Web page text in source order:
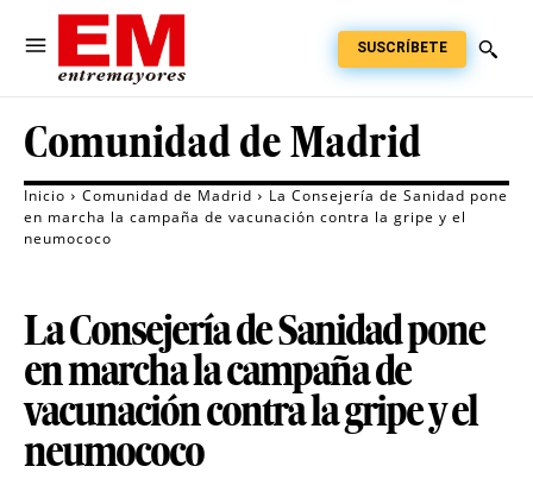
SUSCRÍBETE
Comunidad de Madrid
Inicio Comunidad de Madrid
La Consejería de Sanidad pone
en marcha la campaña de vacunación contra la gripe y el
neumococo
La Consejería de Sanidad pone
en marcha la campaña de
vacunación contra la gripe y el
neumococo